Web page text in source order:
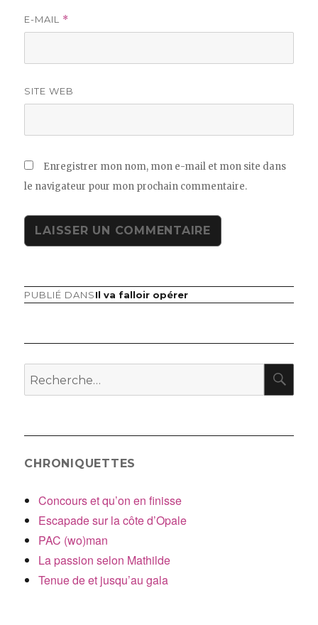
E-MAIL *
SITE WEB
Enregistrer mon nom, mon e-mail et mon site dans
le navigateur pour mon prochain commentaire.
Navigation
l’article
PUBLIÉ DANSIl va falloir opérer
Recherche
pour
CHRONIQUETTES
Concours et qu’on en finisse
Escapade sur la côte d’Opale
PAC (wo)man
La passion selon Mathilde
Tenue de et jusqu’au gala